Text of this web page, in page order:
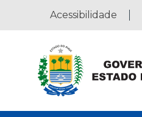
Acessibilidade